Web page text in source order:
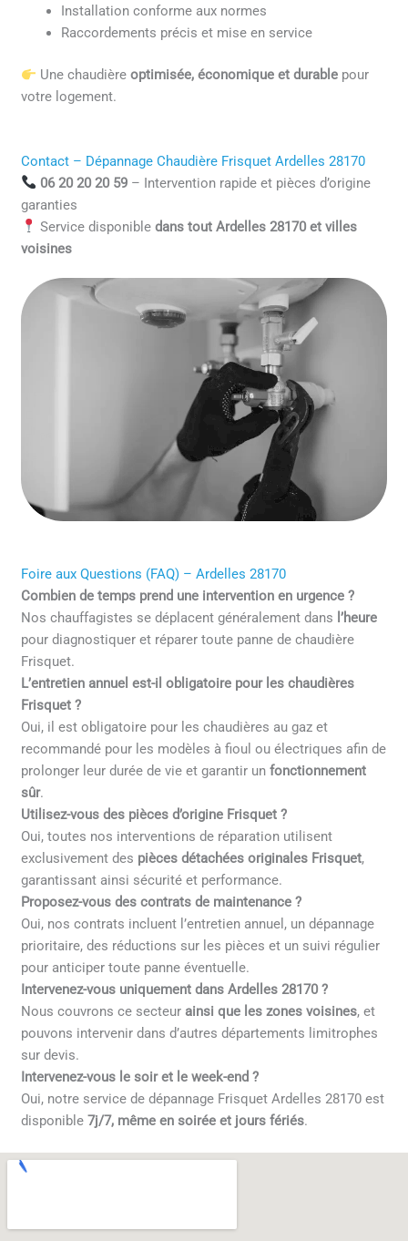
Installation conforme aux normes
Raccordements précis et mise en service
Une chaudière optimisée, économique et durablepour
votre logement.
Contact – Dépannage Chaudière Frisquet Ardelles 28170
06 20 20 20 59– Intervention rapide et pièces d’origine
garanties
Service disponible dans tout Ardelles 28170 et villes
voisines
Foire aux Questions (FAQ) – Ardelles 28170
Combien de temps prend une intervention en urgence ?
Nos chauffagistes se déplacent généralement dans l’heure
pour diagnostiquer et réparer toute panne de chaudière
Frisquet.
L’entretien annuel est-il obligatoire pour les chaudières
Frisquet ?
Oui, il est obligatoire pour les chaudières au gaz et
recommandé pour les modèles à fioul ou électriques afin de
prolonger leur durée de vie et garantir unfonctionnement
sûr.
Utilisez-vous des pièces d’origine Frisquet ?
Oui, toutes nos interventions de réparation utilisent
exclusivement des pièces détachées originales Frisquet,
garantissant ainsi sécurité et performance.
Proposez-vous des contrats de maintenance ?
Oui, nos contrats incluent l’entretien annuel, un dépannage
prioritaire, des réductions sur les pièces et un suivi régulier
pour anticiper toute panne éventuelle.
Intervenez-vous uniquement dans Ardelles 28170 ?
Nous couvrons ce secteur ainsi que les zones voisines, et
pouvons intervenir dans d’autres départements limitrophes
sur devis.
Intervenez-vous le soir et le week-end ?
Oui, notre service de dépannage Frisquet Ardelles 28170 est
disponible7j/7, même en soirée et jours fériés.